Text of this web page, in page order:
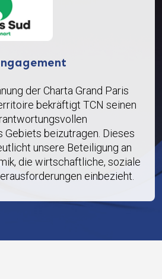
der Charta Grand Paris
bekräftigt TCN seinen
Gebiets beizutragen. Dieses
unsere Beteiligung an
die wirtschaftliche, soziale
einbezieht.